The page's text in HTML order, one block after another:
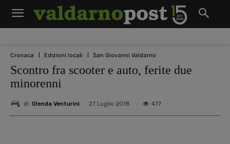
Cronaca Edizioni locali San Giovanni Valdarno
Scontro fra scooter e auto, ferite due
minorenni
di Glenda Venturini 27 Luglio 2018 477